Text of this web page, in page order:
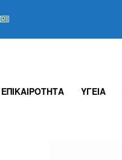
ΕΠΙΚΑΙΡΟΤΗΤΑ ΥΓΕΙΑ